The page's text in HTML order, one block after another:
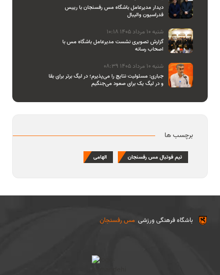
دیدار مدیرعامل باشگاه مس رفسنجان با رییس
فدراسیون والیبال
شنبه 10 مرداد 1405 10:18
گزارش تصویری نشست مدیرعامل باشگاه مس با
اصحاب رسانه
شنبه 10 مرداد 1405 08:39
جباری: مسئولیت نتایج را می‌پذیرم؛ در لیگ برتر برای بقا
و در لیگ یک برای صعود می‌جنگیم
برچسب ها
تیم فوتبال مس رفسنجان الهامی
مس رفسنجان باشگاه فرهنگی ورزشی